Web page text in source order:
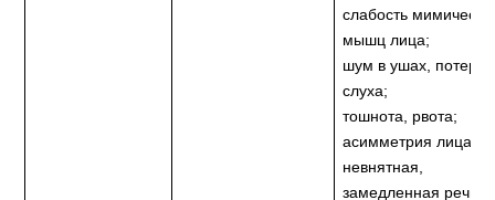
слабость
мышц лица;
шум в ушах, потеря
слуха;
тошнота, рвота;
асимметрия лица,
невнятная,
замедленная речь;